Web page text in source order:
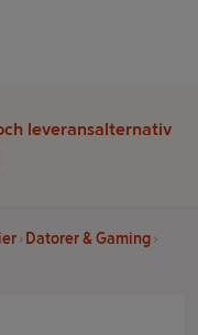
leveransalternativ
Datorer & Gaming